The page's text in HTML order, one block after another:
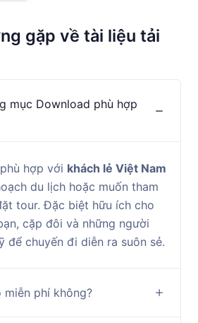
gặp về tài liệu tải
mục Download phù hợp
hợp với khách lẻ Việt Nam
du lịch hoặc muốn tham
tour. Đặc biệt hữu ích cho
cặp đôi và những người
để chuyến đi diễn ra suôn sẻ.
phí không?